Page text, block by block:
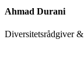
Ahmad Durani
Diversitetsrådgiver